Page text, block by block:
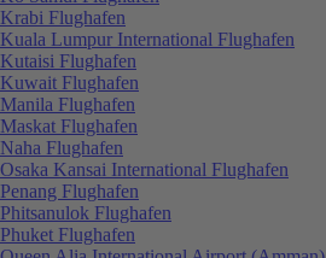
Krabi Flughafen
Kuala Lumpur International Flughafen
Kutaisi Flughafen
Kuwait Flughafen
Manila Flughafen
Maskat Flughafen
Naha Flughafen
Osaka Kansai International Flughafen
Penang Flughafen
Phitsanulok Flughafen
Phuket Flughafen